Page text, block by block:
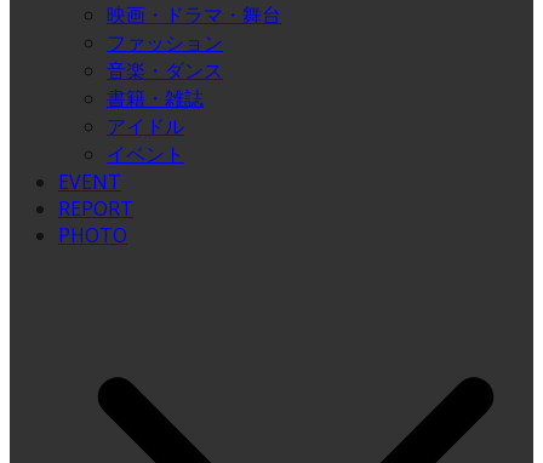
映画・ドラマ・舞台
ファッション
音楽・ダンス
書籍・雑誌
アイドル
イベント
EVENT
REPORT
PHOTO